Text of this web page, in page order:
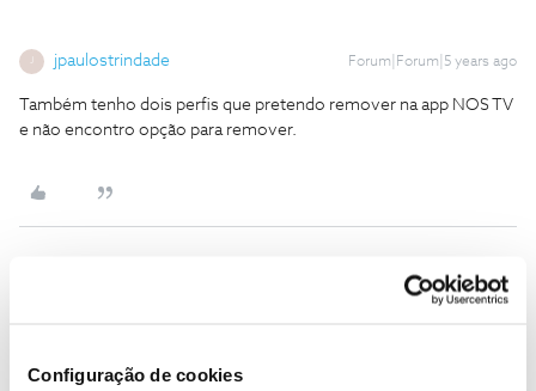
Configuração de cookies
J jpaulostrindade Forum|Forum|5 years ago
Também tenho dois perfis que pretendo remover na app NOS TV
e não encontro opção para remover.
Forum|Forum|5 years ago
Acedendo pelo login.nos.pt, não consegue eliminar?